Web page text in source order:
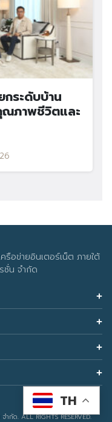
ระดับบ้าน
ภาพชีวิตและ
อข่ายอินเตอร์เน็ต ภายใต้
ชั่น จำกัด
กัด. ALL RIGHTS RESERVED.
TH